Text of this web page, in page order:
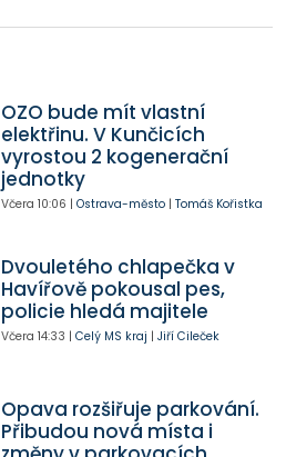
OZO bude mít vlastní
elektřinu. V Kunčicích
vyrostou 2 kogenerační
jednotky
Včera 10:06 | Ostrava-město| Tomáš Kořistka
Dvouletého chlapečka v
Havířově pokousal pes,
policie hledá majitele
Včera 14:33 | Celý MS kraj | Jiří Cileček
Opava rozšiřuje parkování.
Přibudou nová místa i